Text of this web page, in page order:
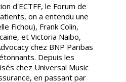
d'ECTFF, le Forum de
on a entendu une
Fichou), Frank Colin,
et Victoria Naibo,
chez BNP Paribas
Depuis les
chez Universal Music
en passant par